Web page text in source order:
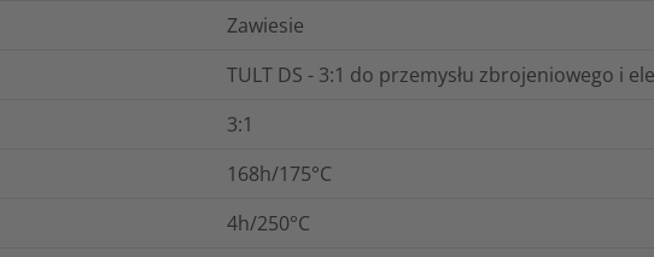
Zawiesie
TULT DS - 3:1 do przemysłu zbrojeniowego i
3:1
168h/175°C
4h/250°C